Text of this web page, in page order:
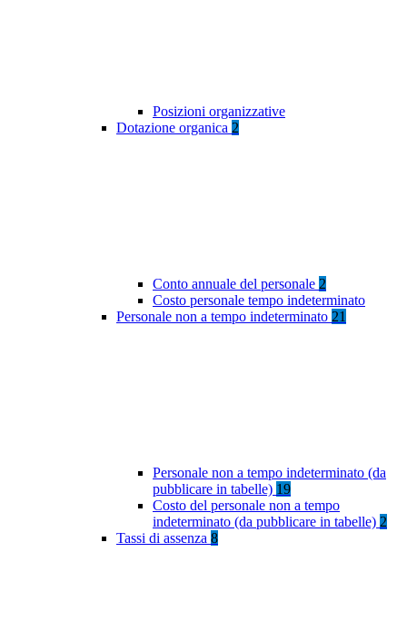
Posizioni organizzative
Dotazione organica 2
Conto annuale del personale 2
Costo personale tempo indeterminato
Personale non a tempo indeterminato 21
Personale non a tempo indeterminato (da
pubblicare in tabelle) 19
Costo del personale non a tempo
indeterminato (da pubblicare in tabelle) 2
Tassi di assenza 8